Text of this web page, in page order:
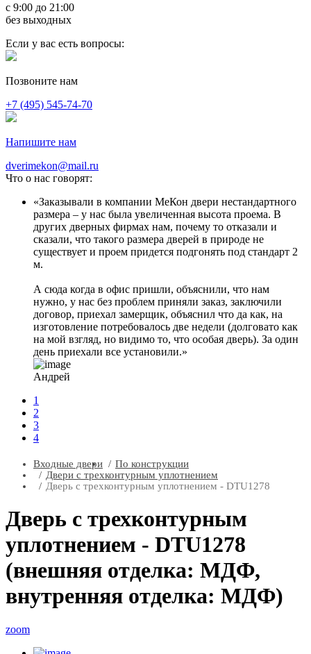
c 9:00 до 21:00
без выходных
Если у вас есть вопросы:
Позвоните нам
+7 (495) 545-74-70
Напишите нам
dverimekon@mail.ru
Что о нас говорят:
Заказывали в компании МеКон двери нестандартного
размера – у нас была увеличенная высота проема. В
других дверных фирмах нам, почему то отказали и
сказали, что такого размера дверей в природе не
существует и проем придется подгонять под стандарт 2
м.
А сюда когда в офис пришли, объяснили, что нам
нужно, у нас без проблем приняли заказ, заключили
договор, приехал замерщик, объяснил что да как, на
изготовление потребовалось две недели (долговато как
на мой взгляд, но видимо то, что особая дверь). За один
день приехали все установили.
Андрей
1
2
3
4
Входные двери
По конструкции
Двери с трехконтурным уплотнением
Дверь с трехконтурным уплотнением - DTU1278
Дверь с трехконтурным
уплотнением - DTU1278
(внешняя отделка: МДФ,
внутренняя отделка: МДФ)
zoom